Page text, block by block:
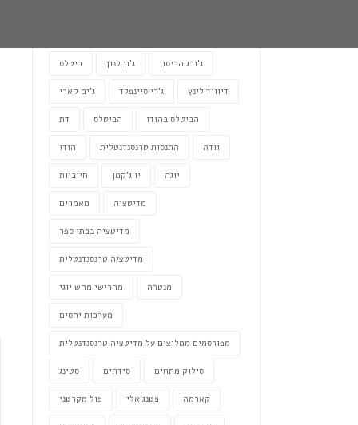
ביטלס ג'ון לנון ג'ורג הריסון
ג'ים קארי ג'רי סיינפלד דיוויד לינץ
דת הביטלס הביטלס בהודו
הודו התנסות טרנסנדנטלית וודה
חיוביות יו ג'קמן יוגה
מאמרים מדיטציה
מדיטציה בבתי ספר
מדיטציה טרנסנדנטלית
מהרישי מהש יוגי מנטרה
מערכות יחסים
מפורסמים ממליצים על מדיטציה טרנסנדנטלית
סטינג סידהים סילוק מתחים
פול מקרטני פטנג'אלי קארמה